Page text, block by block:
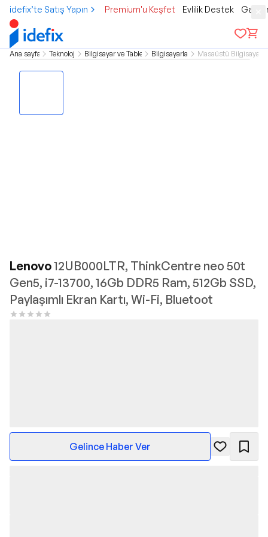
idefix’te Satış Yapın Premium'u Keşfet Evlilik Destek
Ana sayfa Teknoloji Bilgisayar ve Tablet Bilgisayarlar Masaüstü Bilgisayar
Lenovo12UB000LTR, ThinkCentre neo 50t
Gen5, i7-13700, 16Gb DDR5 Ram, 512Gb SSD,
Paylaşımlı Ekran Kartı, Wi-Fi, Bluetoot
Gelince Haber Ver